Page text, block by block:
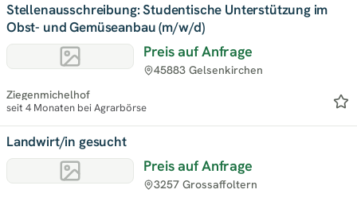
Stellenausschreibung: Studentische Unterstützung im
Obst- und Gemüseanbau (m/w/d)
Preis auf Anfrage
45883 Gelsenkirchen
Ziegenmichelhof
seit 4 Monaten bei Agrarbörse
Landwirt/in gesucht
Preis auf Anfrage
3257 Grossaffoltern